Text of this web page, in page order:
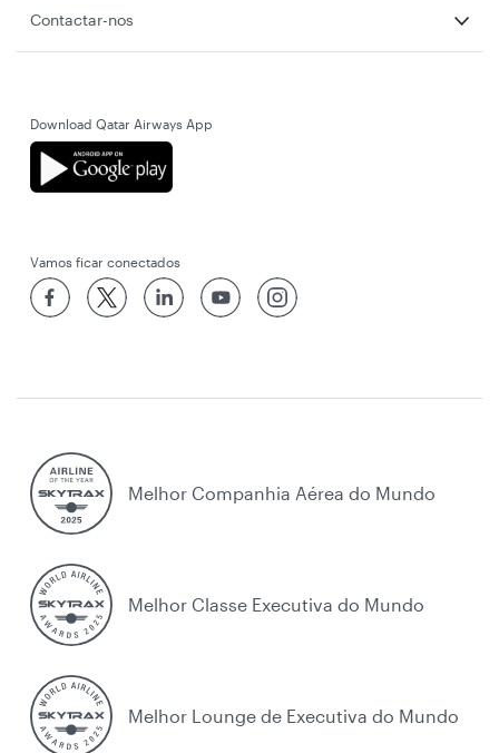
Contactar-nos
Download Qatar Airways App
Vamos ficar conectados
Melhor Companhia Aérea do Mundo
Melhor Classe Executiva do Mundo
Melhor Lounge de Executiva do Mundo